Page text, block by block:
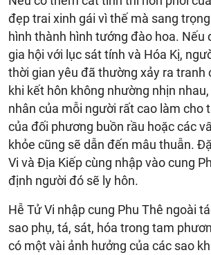
đẹp trai xinh gái vì thế mà sang
hình thành hình tướng đào hoa. Nếu
gia hội với lục sát tính và Hóa Kị,
thời gian yêu đã thường xảy ra tranh
khi kết hôn không nhường nhịn
nhân của mỗi người rất cao làm cho
của đối phương buồn rầu hoặc các
khỏe cũng sẽ dẫn đến mâu thuẫn.
Vi và Địa Kiếp cùng nhập vào cung
định người đó sẽ ly hôn.
Hễ Tử Vi nhập cung Phu Thê ngoài
sao phụ, tá, sát, hóa trong tam
có một vài ảnh hưởng của các sao